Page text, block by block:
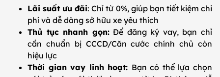
Lãi suất ưu đãi: Chỉ từ 0%, giúp bạn tiết kiệm chi
phí và dễ dàng sở hữu xe yêu thích
Thủ tục nhanh gọn:Để đăng ký vay, bạn chỉ
cần chuẩn bị CCCD/Căn cước chính chủ còn
hiệu lực
Thời gian vay linh hoạt: Bạn có thể lựa chọn